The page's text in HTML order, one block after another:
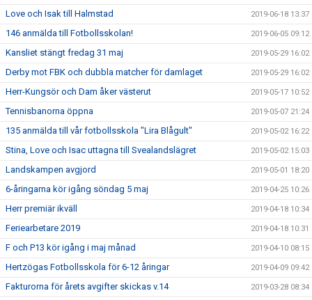
Love och Isak till Halmstad 2019-06-18 13:37
146 anmälda till Fotbollsskolan! 2019-06-05 09:12
Kansliet stängt fredag 31 maj 2019-05-29 16:02
Derby mot FBK och dubbla matcher för damlaget 2019-05-29 16:02
Herr-Kungsör och Dam åker västerut 2019-05-17 10:52
Tennisbanorna öppna 2019-05-07 21:24
135 anmälda till vår fotbollsskola "Lira Blågult" 2019-05-02 16:22
Stina, Love och Isac uttagna till Svealandslägret 2019-05-02 15:03
Landskampen avgjord 2019-05-01 18:20
6-åringarna kör igång söndag 5 maj 2019-04-25 10:26
Herr premiär ikväll 2019-04-18 10:34
Feriearbetare 2019 2019-04-18 10:31
F och P13 kör igång i maj månad 2019-04-10 08:15
Hertzögas Fotbollsskola för 6-12 åringar 2019-04-09 09:42
Fakturorna för årets avgifter skickas v.14 2019-03-28 08:34